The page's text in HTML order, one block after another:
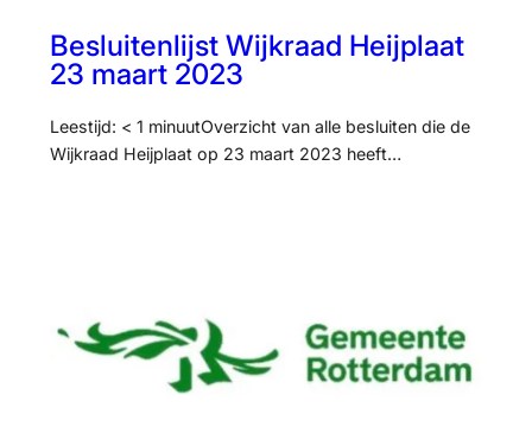
Besluitenlijst Wijkraad Heijplaat
23 maart 2023
Leestijd: < 1 minuutOverzicht van alle besluiten die de
Wijkraad Heijplaat op 23 maart 2023 heeft…